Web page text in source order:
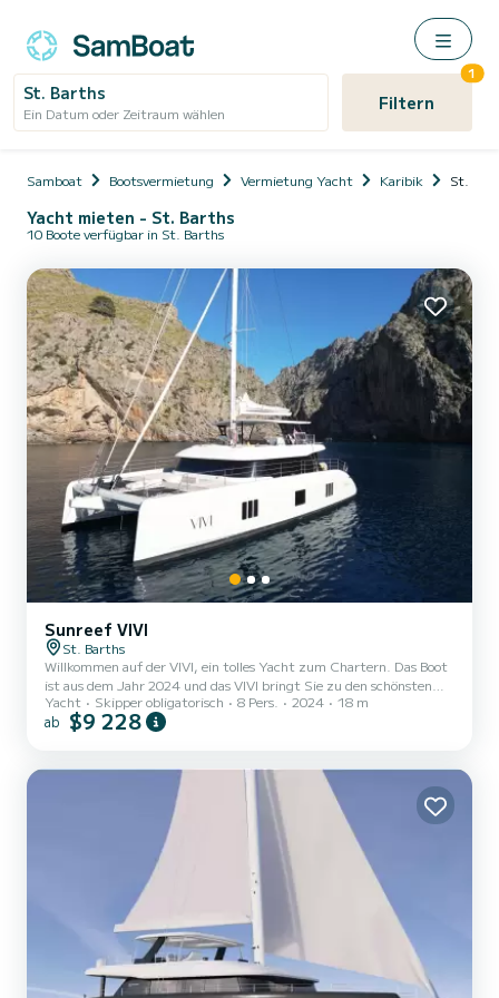
St. Barths
Ein Datum oder Zeitraum wählen Filtern
1
Samboat Bootsvermietung Vermietung Yacht Karibik St.
Yacht mieten - St. Barths
10 Boote verfügbar in St. Barths
Sunreef VIVI
St. Barths
Willkommen auf der VIVI, ein tolles Yacht zum Chartern. Das Boot
ist aus dem Jahr 2024 und das VIVI bringt Sie zu den schönsten
Ankerplätzen um . Das Boot hat 4 Kabinen mit allem Komfort und
eine Kapazität von 8 Personen. Mit einer Gesamtlänge von 18
unter anderem mit folgender Ausrüstung ausgestattet: TV,
Außenlautsprecher, WLAN...
Yacht Skipper obligatorisch 8 Pers. 2024 18 m
ab $9 228